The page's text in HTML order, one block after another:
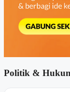
Politik &